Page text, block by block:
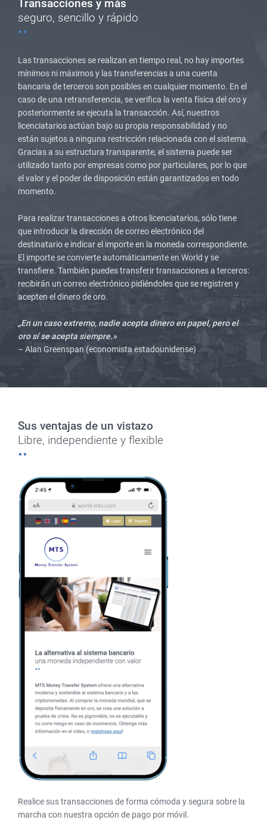
Transacciones y más
seguro, sencillo y rápido
Las transacciones se realizan en tiempo real, no hay importes
mínimos ni máximos y las transferencias a una cuenta
bancaria de terceros son posibles en cualquier momento. En el
caso de una retransferencia, se verifica la venta física del oro y
posteriormente se ejecuta la transacción. Así, nuestros
licenciatarios actúan bajo su propia responsabilidad y no
están sujetos a ninguna restricción relacionada con el sistema.
Gracias a su estructura transparente, el sistema puede ser
utilizado tanto por empresas como por particulares, por lo que
el valor y el poder de disposición están garantizados en todo
momento.
Para realizar transacciones a otros licenciatarios, sólo tiene
que introducir la dirección de correo electrónico del
destinatario e indicar el importe en la moneda correspondiente.
El importe se convierte automáticamente en World y se
transfiere. También puedes transferir transacciones a terceros:
recibirán un correo electrónico pidiéndoles que se registren y
acepten el dinero de oro.
„En un caso extremo, nadie acepta dinero en papel, pero el
oro sí se acepta siempre.»
– Alan Greenspan (economista estadounidense)
Sus ventajas de un vistazo
Libre, independiente y flexible
Realice sus transacciones de forma cómoda y segura sobre la
marcha con nuestra opción de pago por móvil.